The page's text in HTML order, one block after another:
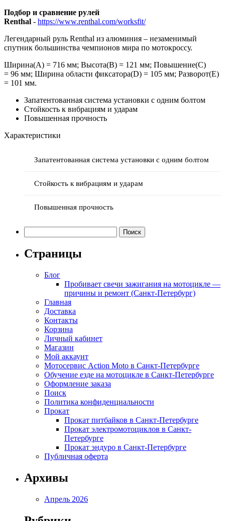
Подбор и сравнение рулей
Renthal - https://www.renthal.com/worksfit/
Легендарный руль Renthal из алюминия – незаменимый
спутник большинства чемпионов мира по мотокроссу.
Ширина(А) = 716 мм; Высота(В) = 121 мм; Повышение(C)
= 96 мм; Ширина области фиксатора(D) = 105 мм; Разворот(Е)
= 101 мм.
Запатентованная система установки с одним болтом
Стойкость к вибрациям и ударам
Повышенная прочность
Характеристики
Запатентованная система установки с одним болтом
Стойкость к вибрациям и ударам
Повышенная прочность
Страницы
Блог
Пробивает свечи зажигания на мотоцикле —
причины и ремонт (Санкт-Петербург)
Главная
Доставка
Контакты
Корзина
Личный кабинет
Магазин
Мой аккаунт
Мотосервис Action Moto в Санкт-Петербурге
Обучение езде на мотоцикле в Санкт-Петербурге
Оформление заказа
Поиск
Политика конфиденциальности
Прокат
Прокат питбайков в Санкт-Петербурге
Прокат электромотоциклов в Санкт-
Петербурге
Прокат эндуро в Санкт-Петербурге
Публичная оферта
Архивы
Апрель 2026